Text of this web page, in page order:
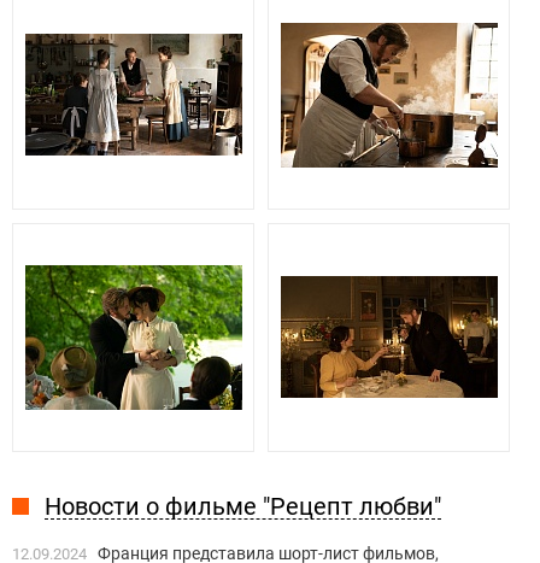
Новости о фильме "Рецепт любви"
12.09.2024 Франция представила шорт-лист фильмов,